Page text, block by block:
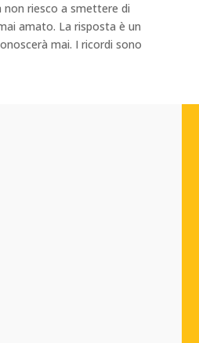
non riesco a smettere di
amato. La risposta è un
mai. I ricordi sono